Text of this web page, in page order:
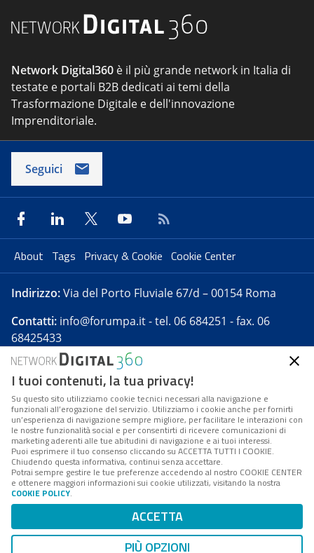
Network Digital360 è il più grande network in Italia di
testate e portali B2B dedicati ai temi della
Trasformazione Digitale e dell'innovazione
Imprenditoriale.
Seguici
About Tags Privacy & Cookie Cookie Center
Indirizzo:Via del Porto Fluviale 67/d – 00154 Roma
Contatti: info@forumpa.it- tel. 06 684251 - fax. 06
68425433
Forumpa.itè una pubblicazione telematica iscritta
presso Registro della stampa del Tribunale di Roma -
Reg. n. 182 del 2 maggio 2008 - Direttore resp. Michela
Stentella
FPA s.r.l. è società soggetta a Direzione e
Coordinamento da parte di Digital360 S.p.A. - FPA s.r.l.
è un'azienda certificata per il sistema di management
Codice Fiscale/Partita IVA n. 10693191008 - R.E.A. Roma
n. 1249791. ISP AWS
Mappa del sito
I tuoi contenuti, la tua privacy!
Su questo sito utilizziamo cookie tecnici necessari alla navigazione e
funzionali all’erogazione del servizio. Utilizziamo i cookie anche per fornirti
un’esperienza di navigazione sempre migliore, per facilitare le interazioni con
le nostre funzionalità social e per consentirti di ricevere comunicazioni di
marketing aderenti alle tue abitudini di navigazione e ai tuoi interessi.
Puoi esprimere il tuo consenso cliccando su ACCETTA TUTTI I COOKIE.
Chiudendo questa informativa, continui senza accettare.
Potrai sempre gestire le tue preferenze accedendo al nostro COOKIE CENTER
e ottenere maggiori informazioni sui cookie utilizzati, visitando la nostra
COOKIE POLICY.
ACCETTA
PIÙ OPZIONI